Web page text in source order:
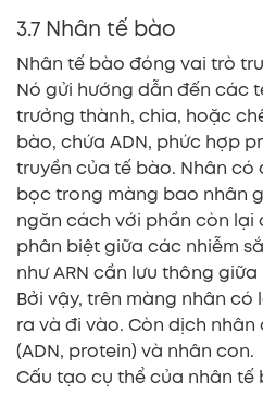
3.7 Nhân tế bào
Nhân tế bào đóng vai trò
Nó gửi hướng dẫn đến các
trưởng thành, chia, hoặc
bào, chứa ADN, phức hợp
truyền của tế bào. Nhân
bọc trong màng bao nhân
ngăn cách với phần còn
phân biệt giữa các nhiễm
như ARN cần lưu thông
Bởi vậy, trên màng nhân
ra và đi vào. Còn dịch
(ADN, protein) và nhân con.
Cấu tạo cụ thể của nhân tế